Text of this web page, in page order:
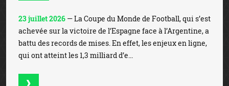
23 juillet 2026 — La Coupe du Monde de Football, qui s’est
achevée sur la victoire de l’Espagne face à l’Argentine, a
battu des records de mises. En effet, les enjeux en ligne,
qui ont atteint les 1,3 milliard d’e...